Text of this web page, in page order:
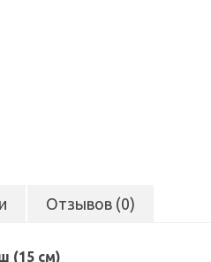
Отзывов (0)
(15 см)